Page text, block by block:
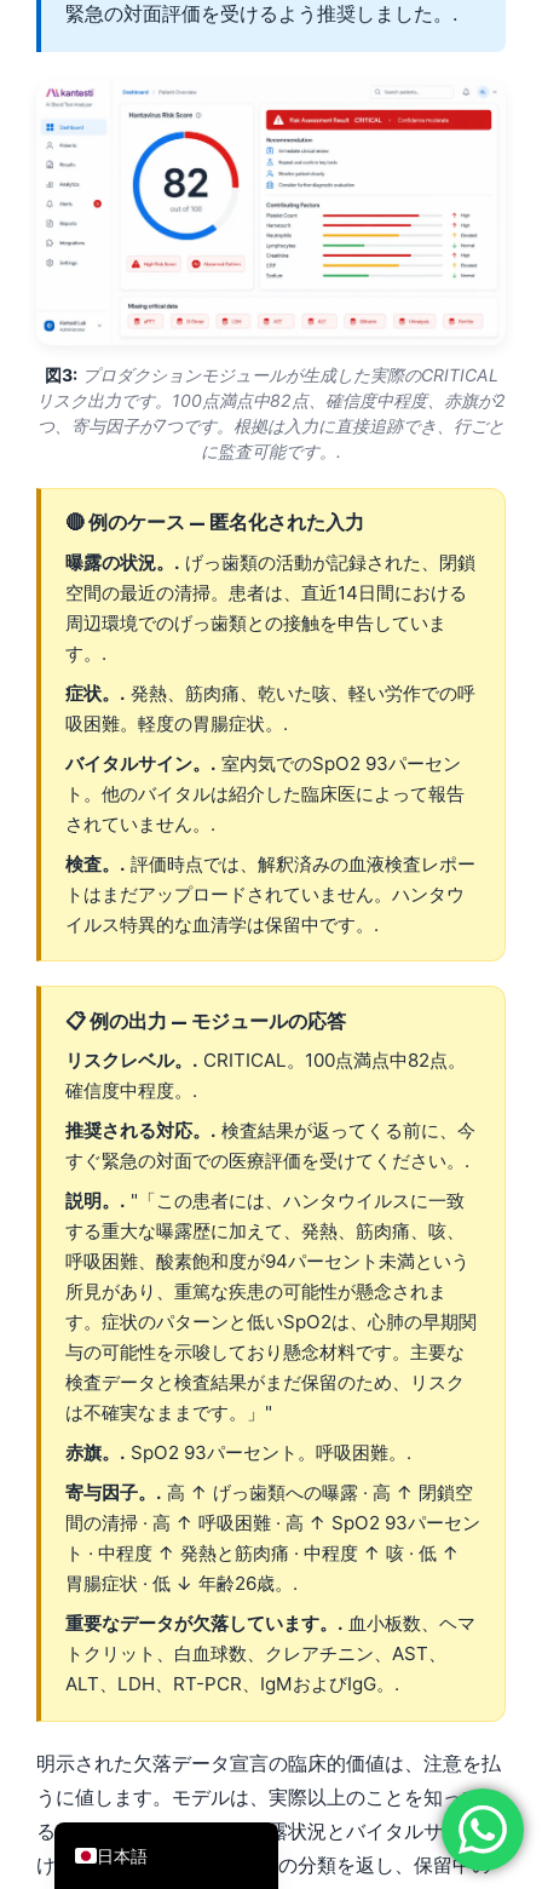
緊急の対面評価を受けるよう推奨しました。.
図3:プロダクションモジュールが生成した実際のCRITICAL
リスク出力です。100点満点中82点、確信度中程度、赤旗が2
つ、寄与因子が7つです。根拠は入力に直接追跡でき、行ごと
に監査可能です。.
🔴 例のケース — 匿名化された入力
曝露の状況。. げっ歯類の活動が記録された、閉鎖
空間の最近の清掃。患者は、直近14日間における
周辺環境でのげっ歯類との接触を申告していま
す。.
症状。. 発熱、筋肉痛、乾いた咳、軽い労作での呼
吸困難。軽度の胃腸症状。.
バイタルサイン。. 室内気でのSpO2 93パーセン
ト。他のバイタルは紹介した臨床医によって報告
されていません。.
検査。. 評価時点では、解釈済みの血液検査レポー
トはまだアップロードされていません。ハンタウ
イルス特異的な血清学は保留中です。.
📋 例の出力 — モジュールの応答
リスクレベル。. CRITICAL。100点満点中82点。
確信度中程度。.
推奨される対応。. 検査結果が返ってくる前に、今
すぐ緊急の対面での医療評価を受けてください。.
説明。. "「この患者には、ハンタウイルスに一致
する重大な曝露歴に加えて、発熱、筋肉痛、咳、
呼吸困難、酸素飽和度が94パーセント未満という
所見があり、重篤な疾患の可能性が懸念されま
す。症状のパターンと低いSpO2は、心肺の早期関
与の可能性を示唆しており懸念材料です。主要な
検査データと検査結果がまだ保留のため、リスク
は不確実なままです。」"
赤旗。. SpO2 93パーセント。呼吸困難。.
寄与因子。. 高 ↑ げっ歯類への曝露 · 高 ↑ 閉鎖空
間の清掃 · 高 ↑ 呼吸困難 · 高 ↑ SpO2 93パーセン
ト · 中程度 ↑ 発熱と筋肉痛 · 中程度 ↑ 咳 · 低 ↑
胃腸症状 · 低 ↓ 年齢26歳。.
重要なデータが欠落しています。. 血小板数、ヘマ
トクリット、白血球数、クレアチニン、AST、
ALT、LDH、RT-PCR、IgMおよびIgG。.
明示された欠落データ宣言の臨床的価値は、注意を払
うに値します。モデルは、実際以上のことを知ってい
るふりはしていません。曝露状況とバイタルサインだ
けで「CRITICAL（重大）」の分類を返し、保留中の
日本語
Deutsch
Français
עִבְרִית
Italiano
Español
Português
Ελληνικά
Türkçe
Română
简体中文
فارسی
Български
Dansk
Nederlands
हिन्दी
Bahasa Indonesia
Հայերեն
Íslenska
Српски језик
Bosanski
Azərbaycan dili
Eesti
Čeština
ქართული
Русский
Lietuvių kalba
Polski
한국어
Slovenščina
Magyar
اردو
मराठी
ગુજરાતી
മലയാളം
Bahasa Melayu
Tiếng Việt
Tagalog
ไทย